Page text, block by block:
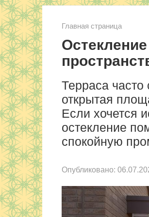
Главная страница
Терраса
открытая
Если хочется
остекление
спокойную
Опубликовано: